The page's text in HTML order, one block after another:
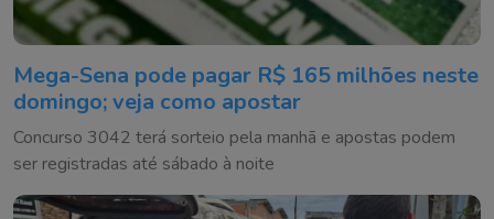
Mega-Sena pode pagar R$ 165 milhões neste
domingo; veja como apostar
Concurso 3042 terá sorteio pela manhã e apostas podem
ser registradas até sábado à noite